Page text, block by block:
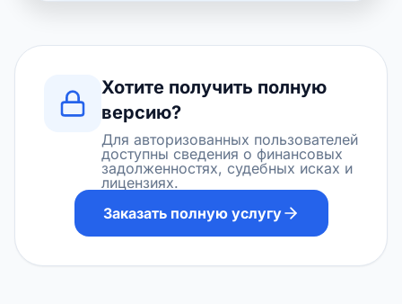
Хотите получить полную
версию?
Для авторизованных пользователей
доступны сведения о финансовых
задолженностях, судебных исках и
лицензиях.
Заказать полную услугу